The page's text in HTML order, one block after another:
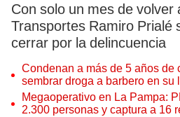
Con solo un mes de volver
Transportes Ramiro Prialé
cerrar por la delincuencia
Condenan a más de 5 años de
sembrar droga a barbero en
Megaoperativo en La Pampa:
2.300 personas y captura a 16